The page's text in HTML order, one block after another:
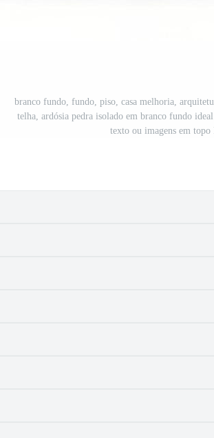
branco fundo, fundo, piso, casa melhoria,
telha, ardósia pedra isolado em branco fundo
texto ou imagens em topo